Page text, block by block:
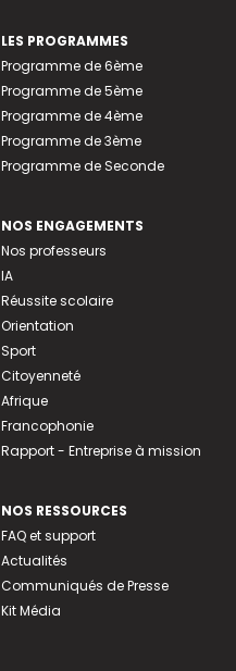
LES PROGRAMMES
Programme de 6ème
Programme de 5ème
Programme de 4ème
Programme de 3ème
Programme de Seconde
NOS ENGAGEMENTS
Nos professeurs
IA
Réussite scolaire
Orientation
Sport
Citoyenneté
Afrique
Francophonie
Rapport - Entreprise à mission
NOS RESSOURCES
FAQ et support
Actualités
Communiqués de Presse
Kit Média